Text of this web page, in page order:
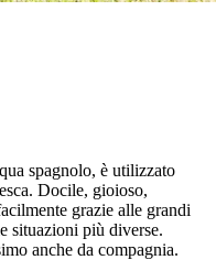
spagnolo, è utilizzato
Docile, gioioso,
grazie alle grandi
situazioni più diverse.
anche da compagnia.